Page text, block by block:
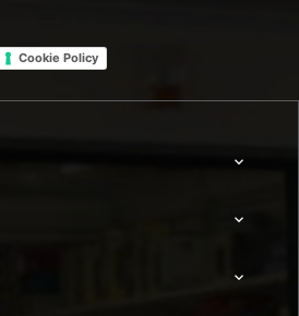
Cookie Policy


